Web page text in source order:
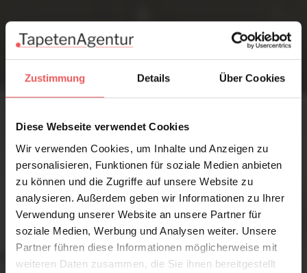
Zustimmung Details Über Cookies
Diese Webseite verwendet Cookies
Wir verwenden Cookies, um Inhalte und Anzeigen zu
personalisieren, Funktionen für soziale Medien anbieten
zu können und die Zugriffe auf unsere Website zu
analysieren. Außerdem geben wir Informationen zu Ihrer
Verwendung unserer Website an unsere Partner für
soziale Medien, Werbung und Analysen weiter. Unsere
Partner führen diese Informationen möglicherweise mit
weiteren Daten zusammen, die Sie ihnen bereitgestellt